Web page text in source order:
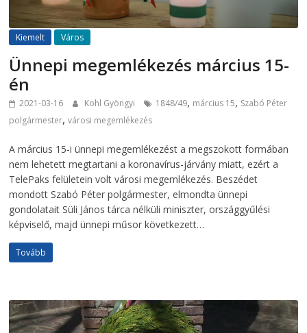
Kiemelt Város
Ünnepi megemlékezés március 15-
én
2021-03-16 Kohl Gyöngyi 1848/49, március 15, Szabó Péter
polgármester,városi megemlékezés
A március 15-i ünnepi megemlékezést a megszokott formában
nem lehetett megtartani a koronavírus-járvány miatt, ezért a
TelePaks felületein volt városi megemlékezés. Beszédet
mondott Szabó Péter polgármester, elmondta ünnepi
gondolatait Süli János tárca nélküli miniszter, országgyűlési
képviselő, majd ünnepi műsor következett…
Tovább